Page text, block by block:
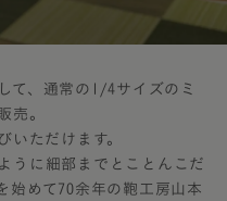
て、通常の1/4サイズのミ
売。
いただけます。
うに細部までとことんこだ
始めて70余年の鞄工房山本